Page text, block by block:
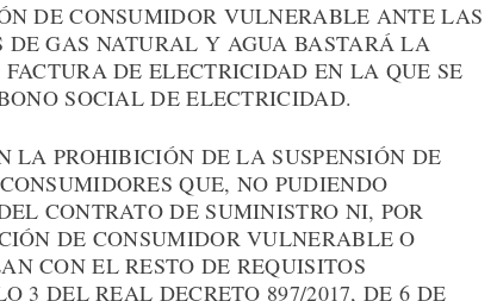
DE CONSUMIDOR VULNERABLE ANTE LAS
DE GAS NATURAL Y AGUA BASTARÁ LA
DE ELECTRICIDAD EN LA QUE SE
SOCIAL DE ELECTRICIDAD.
LA PROHIBICIÓN DE LA SUSPENSIÓN DE
QUE, NO PUDIENDO
CONTRATO DE SUMINISTRO NI, POR
DE CONSUMIDOR VULNERABLE O
CON EL RESTO DE REQUISITOS
3 DEL REAL DECRETO 897/2017, DE 6 DE